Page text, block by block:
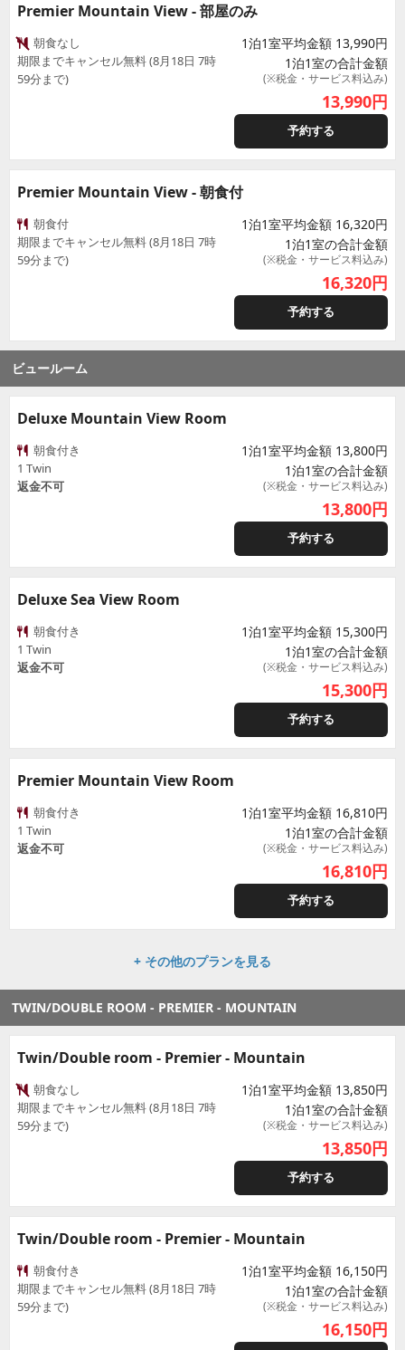
Premier Mountain View - 部屋のみ
朝食なし
期限までキャンセル無料 (8月18日 7時
59分まで)
1泊1室平均金額 13,990円
1泊1室の合計金額
(※税金・サービス料込み)
13,990円
予約する
Premier Mountain View - 朝食付
朝食付
期限までキャンセル無料 (8月18日 7時
59分まで)
1泊1室平均金額 16,320円
1泊1室の合計金額
(※税金・サービス料込み)
16,320円
予約する
ビュールーム
Deluxe Mountain View Room
朝食付き
1 Twin
返金不可
1泊1室平均金額 13,800円
1泊1室の合計金額
(※税金・サービス料込み)
13,800円
予約する
Deluxe Sea View Room
朝食付き
1 Twin
返金不可
1泊1室平均金額 15,300円
1泊1室の合計金額
(※税金・サービス料込み)
15,300円
予約する
Premier Mountain View Room
朝食付き
1 Twin
返金不可
1泊1室平均金額 16,810円
1泊1室の合計金額
(※税金・サービス料込み)
16,810円
予約する
+ その他のプランを見る
TWIN/DOUBLE ROOM - PREMIER - MOUNTAIN
Twin/Double room - Premier - Mountain
朝食なし
期限までキャンセル無料 (8月18日 7時
59分まで)
1泊1室平均金額 13,850円
1泊1室の合計金額
(※税金・サービス料込み)
13,850円
予約する
Twin/Double room - Premier - Mountain
朝食付き
期限までキャンセル無料 (8月18日 7時
59分まで)
1泊1室平均金額 16,150円
1泊1室の合計金額
(※税金・サービス料込み)
16,150円